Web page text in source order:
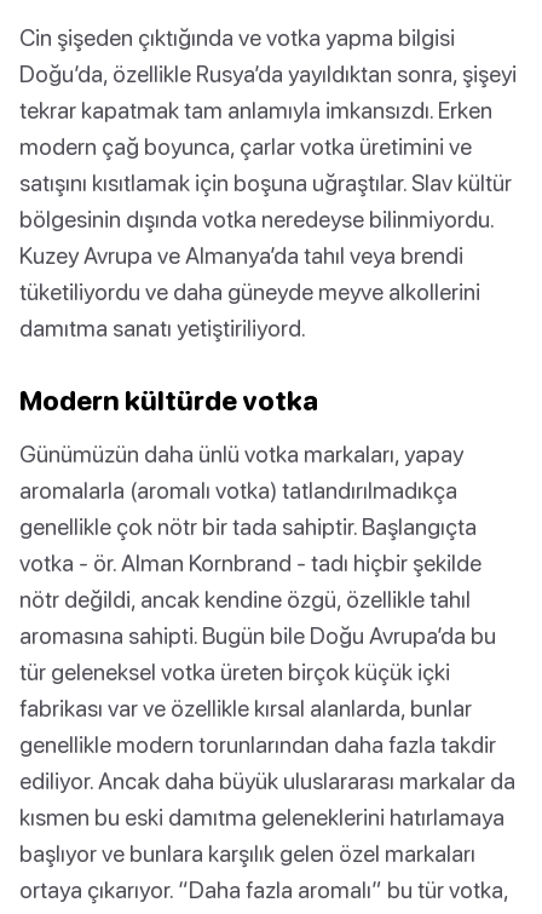
Cin şişeden çıktığında ve votka yapma bilgisi
Doğu’da, özellikle Rusya’da yayıldıktan sonra, şişeyi
tekrar kapatmak tam anlamıyla imkansızdı. Erken
modern çağ boyunca, çarlar votka üretimini ve
satışını kısıtlamak için boşuna uğraştılar. Slav kültür
bölgesinin dışında votka neredeyse bilinmiyordu.
Kuzey Avrupa ve Almanya’da tahıl veya brendi
tüketiliyordu ve daha güneyde meyve alkollerini
damıtma sanatı yetiştiriliyord.
Modern kültürde votka
Günümüzün daha ünlü votka markaları, yapay
aromalarla (aromalı votka) tatlandırılmadıkça
genellikle çok nötr bir tada sahiptir. Başlangıçta
votka - ör. Alman Kornbrand - tadı hiçbir şekilde
nötr değildi, ancak kendine özgü, özellikle tahıl
aromasına sahipti. Bugün bile Doğu Avrupa’da bu
tür geleneksel votka üreten birçok küçük içki
fabrikası var ve özellikle kırsal alanlarda, bunlar
genellikle modern torunlarından daha fazla takdir
ediliyor. Ancak daha büyük uluslararası markalar da
kısmen bu eski damıtma geleneklerini hatırlamaya
başlıyor ve bunlara karşılık gelen özel markaları
ortaya çıkarıyor. “Daha fazla aromalı” bu tür votka,